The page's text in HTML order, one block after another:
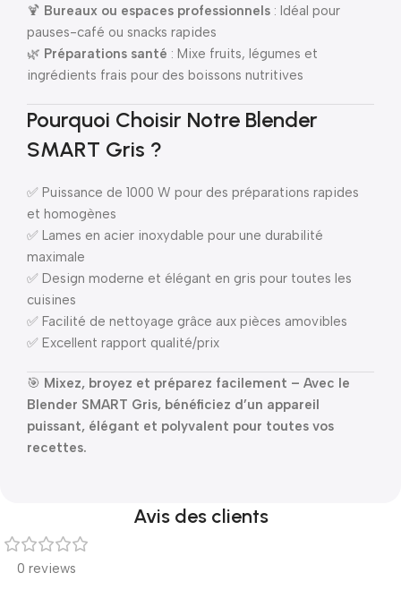
🍹 Bureaux ou espaces professionnels : Idéal pour
pauses-café ou snacks rapides
🌿 Préparations santé : Mixe fruits, légumes et
ingrédients frais pour des boissons nutritives
Pourquoi Choisir Notre Blender
SMART Gris ?
✅ Puissance de 1000 W pour des préparations rapides
et homogènes
✅ Lames en acier inoxydable pour une durabilité
maximale
✅ Design moderne et élégant en gris pour toutes les
cuisines
✅ Facilité de nettoyage grâce aux pièces amovibles
✅ Excellent rapport qualité/prix
🎯 Mixez, broyez et préparez facilement – Avec le
Blender SMART Gris, bénéficiez d’un appareil
puissant, élégant et polyvalent pour toutes vos
recettes.
Avis des clients
0 reviews